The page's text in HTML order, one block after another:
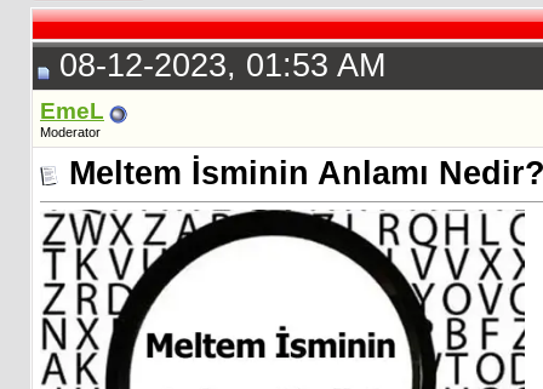
08-12-2023, 01:53 AM
EmeL
Moderator
Meltem İsminin Anlamı